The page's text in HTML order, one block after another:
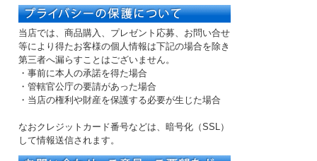
当店では、商品購入、プレゼント応募、お問い合せ
等により得たお客様の個人情報は下記の場合を除き
第三者へ漏らすことはございません。
・事前に本人の承諾を得た場合
・管轄官公庁の要請があった場合
・当店の権利や財産を保護する必要が生じた場合
なおクレジットカード番号などは、暗号化（SSL）
して情報送信されます。